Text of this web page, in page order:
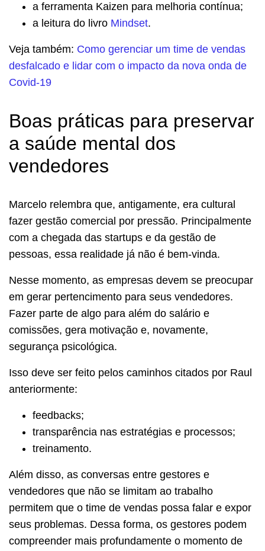
a ferramenta Kaizen para melhoria contínua;
a leitura do livro Mindset.
Veja também: Como gerenciar um time de vendas
desfalcado e lidar com o impacto da nova onda de
Covid-19
Boas práticas para preservar
a saúde mental dos
vendedores
Marcelo relembra que, antigamente, era cultural
fazer gestão comercial por pressão. Principalmente
com a chegada das startups e da gestão de
pessoas, essa realidade já não é bem-vinda.
Nesse momento, as empresas devem se preocupar
em gerar pertencimento para seus vendedores.
Fazer parte de algo para além do salário e
comissões, gera motivação e, novamente,
segurança psicológica.
Isso deve ser feito pelos caminhos citados por Raul
anteriormente:
feedbacks;
transparência nas estratégias e processos;
treinamento.
Além disso, as conversas entre gestores e
vendedores que não se limitam ao trabalho
permitem que o time de vendas possa falar e expor
seus problemas. Dessa forma, os gestores podem
compreender mais profundamente o momento de